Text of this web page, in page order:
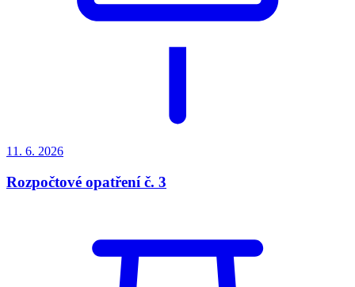
11. 6. 2026
Rozpočtové opatření č. 3